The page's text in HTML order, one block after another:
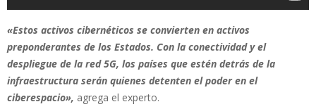
«Estos activos cibernéticos se convierten en activos
preponderantes de los Estados. Con la conectividad y el
despliegue de la red 5G, los países que estén detrás de la
infraestructura serán quienes detenten el poder en el
ciberespacio», agrega el experto.